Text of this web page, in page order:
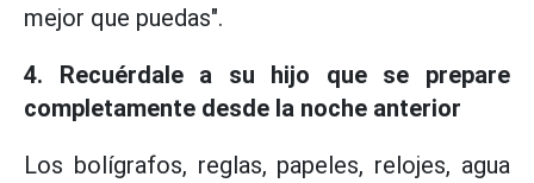
mejor que puedas".
4. Recuérdale a su hijo que se prepare
completamente desde la noche anterior
Los bolígrafos, reglas, papeles, relojes, agua